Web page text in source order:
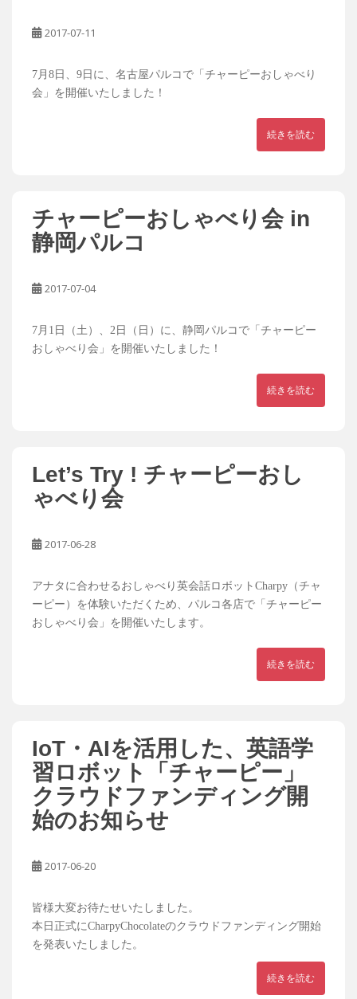
2017-07-11
7月8日、9日に、名古屋パルコで「チャーピーおしゃべり
会」を開催いたしました！
続きを読む
チャーピーおしゃべり会 in
静岡パルコ
2017-07-04
7月1日（土）、2日（日）に、静岡パルコで「チャーピー
おしゃべり会」を開催いたしました！
続きを読む
Let’s Try ! チャーピーおし
ゃべり会
2017-06-28
アナタに合わせるおしゃべり英会話ロボットCharpy（チャ
ーピー）を体験いただくため、パルコ各店で「チャーピー
おしゃべり会」を開催いたします。
続きを読む
IoT・AIを活用した、英語学
習ロボット「チャーピー」
クラウドファンディング開
始のお知らせ
2017-06-20
皆様大変お待たせいたしました。
本日正式にCharpyChocolateのクラウドファンディング開始
を発表いたしました。
続きを読む